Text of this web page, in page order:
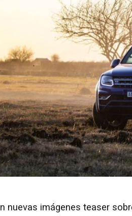
nuevas imágenes teaser